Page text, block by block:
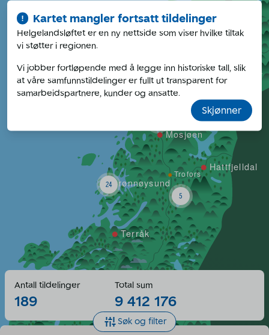
! Kartet mangler fortsatt tildelinger
Helgelandsløftet er en ny nettside som viser hvilke tiltak
vi støtter i regionen.
Vi jobber fortløpende med å legge inn historiske tall, slik
at våre samfunnstildelinger er fullt ut transparent for
samarbeidspartnere, kunder og ansatte.
Skjønner
Brønnøysund
Mo i Rana
Mosjøen
Sandnessjøen
Nesna
Terråk
Trofors
Korgen
Hattfjelldal
5
63
24
Søk og filter
Antall tildelinger
189
Total sum
9 412 176